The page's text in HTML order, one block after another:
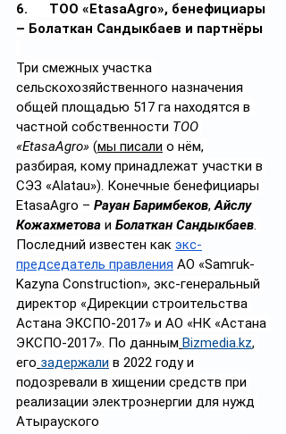
6.      ТОО «EtasaAgro», бенефициары
– Болаткан Сандыкбаев и партнёры
Три смежных участка
сельскохозяйственного назначения
общей площадью 517 га находятся в
частной собственности ТОО
«EtasaAgro» (мы писали о нём,
разбирая, кому принадлежат участки в
СЭЗ «Alatau»). Конечные бенефициары
EtasaAgro – Рауан Баримбеков, Айслу
Кожахметова и Болаткан Сандыкбаев.
Последний известен как экс-
председатель правления АО «Samruk-
Kazyna Construction», экс-генеральный
директор «Дирекции строительства
Астана ЭКСПО-2017» и АО «НК «Астана
ЭКСПО-2017». По данным Bizmedia.kz,
его задержали в 2022 году и
подозревали в хищении средств при
реализации электроэнергии для нужд
Атырауского